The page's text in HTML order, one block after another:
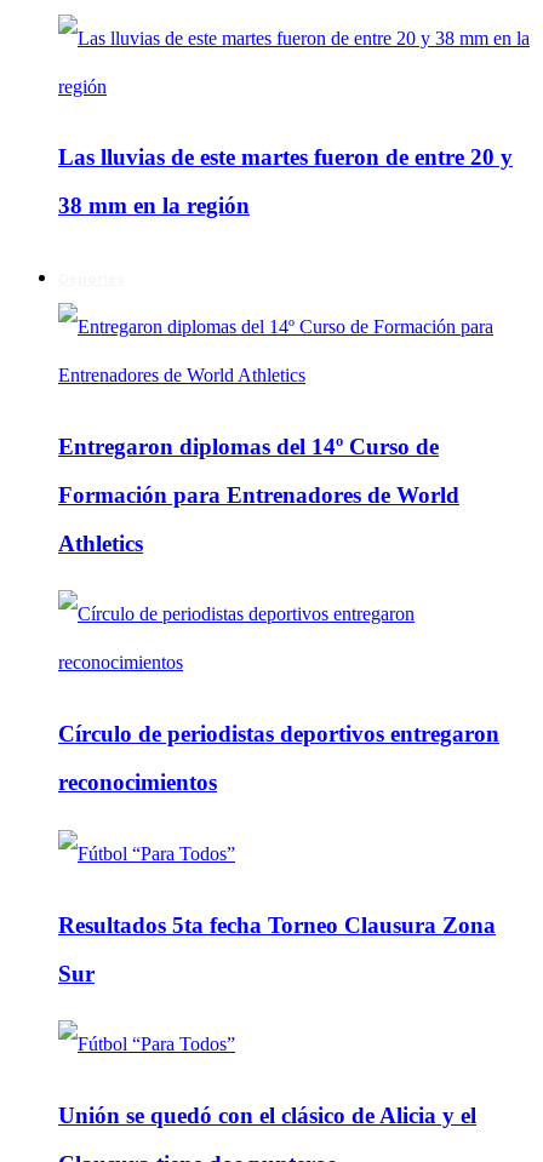
Las lluvias de este martes fueron de entre 20 y
38 mm en la región
Entregaron diplomas del 14º Curso de
Formación para Entrenadores de World
Athletics
Círculo de periodistas deportivos entregaron
reconocimientos
Resultados 5ta fecha Torneo Clausura Zona
Sur
Unión se quedó con el clásico de Alicia y el